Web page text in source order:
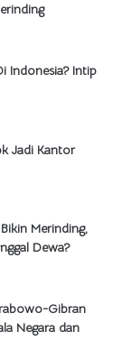
Indonesia? Intip
Jadi Kantor
Merinding,
Dewa?
Gibran
Negara dan